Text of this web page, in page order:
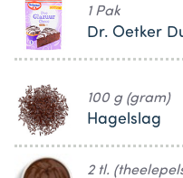
1 Pak
Dr. Oetker
100 g (gram)
Hagelslag
2 tl.